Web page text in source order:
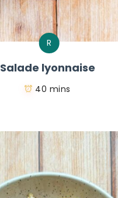
R
Salade lyonnaise
40 mins